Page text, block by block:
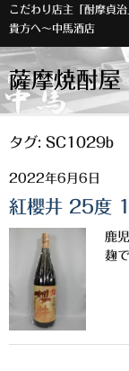
こだわり店主「酎摩貞
貴方へ～中馬酒店
薩摩焼酎屋
ホーム
お知らせ
入荷情報
イベント
オリジナルラベル
店主おすすめ
タグ: SC1029b
2022年6月6日
紅櫻井 25度
鹿
麹